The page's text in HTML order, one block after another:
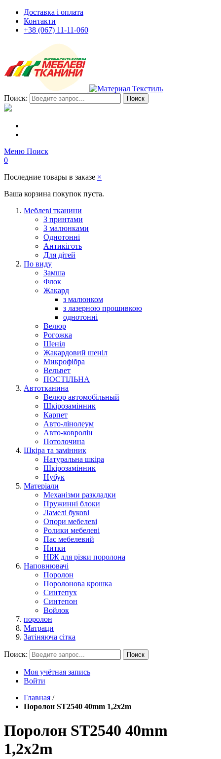
Доставка і оплата
Контакти
+38 (067) 11-11-060
Поиск: Поиск
Меню Поиск
0
Последние товары в заказе ×
Ваша корзина покупок пуста.
Меблеві тканини
З принтами
З малюнками
Однотонні
Антикіготь
Для дітей
По виду
Замша
Флок
Жакард
з малюнком
з лазерною прошивкою
однотонні
Велюр
Рогожка
Шеніл
Жакардовий шеніл
Микрофібра
Вельвет
ПОСТІЛЬНА
Автотканина
Велюр автомобільный
Шкірозамінник
Карпет
Авто-лінолеум
Авто-ковролін
Потолочина
Шкіра та замінник
Натуральна шкіра
Шкірозамінник
Нубук
Матеріали
Механізми разкладки
Пружинні блоки
Ламелі букові
Опори мебелеві
Ролики мебелеві
Пас мебелевий
Нитки
НІЖ для різки поролона
Наповнювачі
Поролон
Поролонова крошка
Синтепух
Синтепон
Войлок
поролон
Матраци
Затіняюча сітка
Поиск: Поиск
Моя учётная запись
Войти
Главная /
Поролон ST2540 40mm 1,2х2m
Поролон ST2540 40mm
1,2х2m